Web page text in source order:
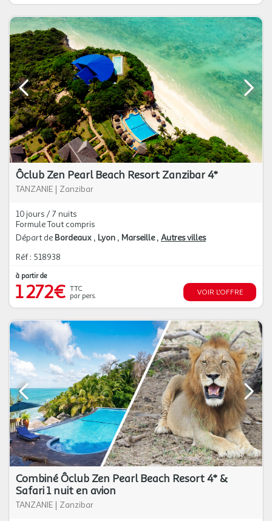
Ôclub Zen Pearl Beach Resort Zanzibar 4*
TANZANIE | Zanzibar
10 jours / 7 nuits
Formule Tout compris
Départ de Bordeaux Lyon Marseille Autres villes
Réf : 518938
à partir de
1 272€ TTC
par pers.
VOIR L'OFFRE
Combiné Ôclub Zen Pearl Beach Resort 4* &
Safari 1 nuit en avion
TANZANIE | Zanzibar